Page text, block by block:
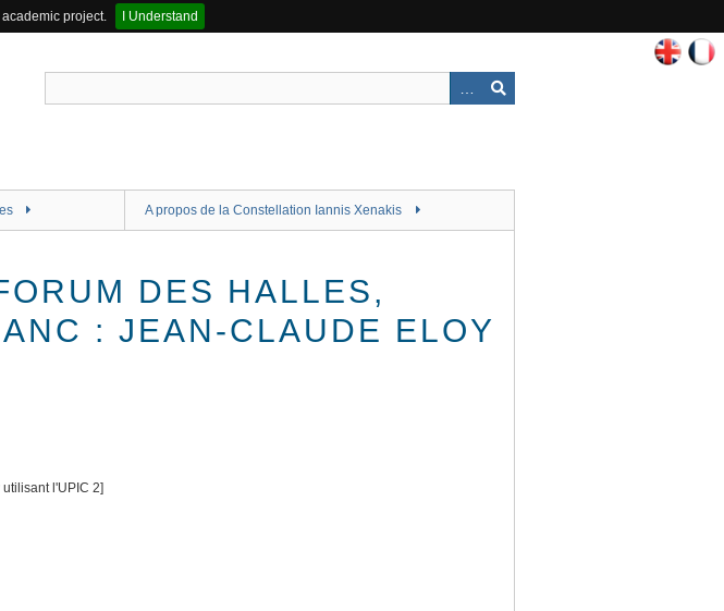
project.
I Understand
A propos de la Constellation Iannis Xenakis
DES HALLES,
: JEAN-CLAUDE ELOY
l'UPIC 2]